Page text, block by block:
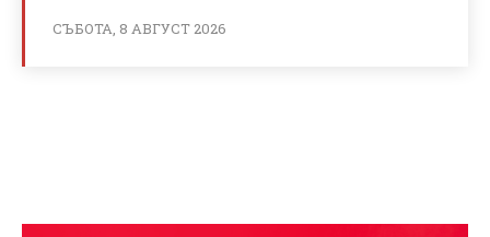
СЪБОТА, 8 АВГУСТ 2026